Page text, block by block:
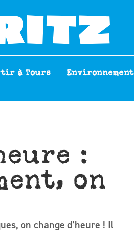
à Tours Environnement
:
on
on change d’heure ! Il